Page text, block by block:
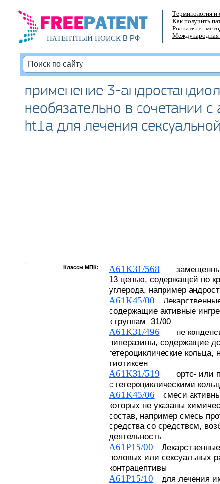
ПАТЕНТНЫЙ ПОИСКВ РФ
Терминология и
Как получить
Роспатент -
Международная
применение 3-
необязательно в сочетании
ht1а для лечения
Классы МПК: A61K31/568 замещенные
13 цепью, содержащей по
углерода, например
A61K45/00
содержащие активные
к группам 31/00
A61K31/496 не
пиперазины, содержащие
гетероциклические
тиотиксен
A61K31/519 орто- или
с гетероциклическими
A61K45/06 смеси
которых не указаны
состав, например смесь
средства со средством,
деятельность
A61P15/00
половых или сексуальных
контрацептивы
A61P15/10 для лечения